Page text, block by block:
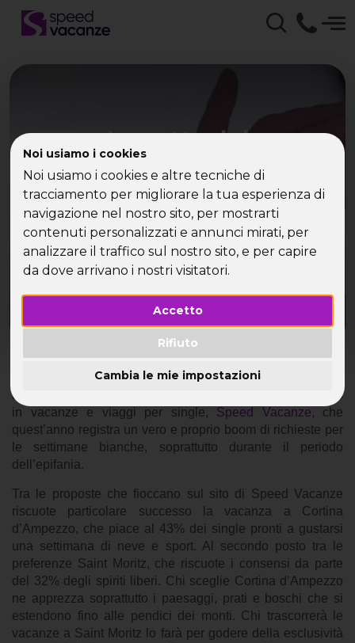
Noi usiamo i cookies
Noi usiamo i cookies e altre tecniche di
tracciamento per migliorare la tua esperienza di
navigazione nel nostro sito, per mostrarti
contenuti personalizzati e annunci mirati, per
analizzare il traffico sul nostro sito, e per capire
da dove arrivano i nostri visitatori.
Accetto
Rifiuto
Cambia le mie impostazioni
Le vette del
divertimento: Settimana
bianca per Single
I single scoprono la vacanza in montagna
Le festività natalizie sono più magiche se si trascorrono tra
le montagne innevate. A rivelarlo è il portale specializzato
in vacanze e viaggi per single, Speed Vacanze, che
quest’anno registra un vero e proprio boom di richieste per
le settimane bianche, soprattutto durante il periodo
dell’epifania.
Tra le proposte che fioccano sul sito di Speed Vacanze
riscuote particolare successo la vacanza a Cortina
d’Ampezzo, che piace al 43% dei single pronti a gustarsi
una settimana di neve e sport. Al secondo posto tra le
preferenze Saint Moritz, che riscuote i consensi da parte
del 32% degli spiriti liberi. Chi sceglie Cortina d’Ampezzo
ne apprezza soprattutto i paesaggi, prati e boschi che si
estendono fino alle pendici dei monti. Chi trascorrerà le
vacanze a Saint Moritz lo farà per godere della esclusività